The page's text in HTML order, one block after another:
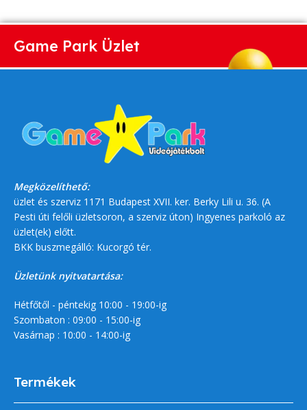
Game Park Üzlet
Megközelíthető:
üzlet és szerviz 1171 Budapest XVII. ker. Berky Lili u. 36. (A
Pesti úti felőli üzletsoron, a szerviz úton) Ingyenes parkoló az
üzlet(ek) előtt.
BKK buszmegálló: Kucorgó tér.
Üzletünk nyitvatartása:
Hétfőtől - péntekig 10:00 - 19:00-ig
Szombaton : 09:00 - 15:00-ig
Vasárnap : 10:00 - 14:00-ig
Termékek